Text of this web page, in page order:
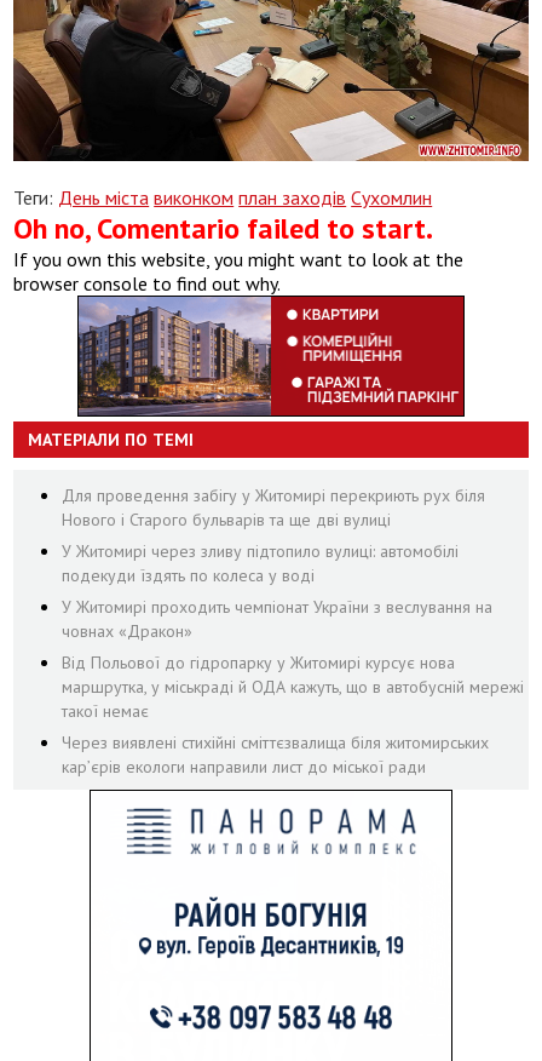
Теги: День міста виконком план заходів Сухомлин
Oh no, Comentario failed to start.
If you own this website, you might want to look at the
browser console to find out why.
МАТЕРІАЛИ ПО ТЕМІ
Для проведення забігу у Житомирі перекриють рух біля
Нового і Старого бульварів та ще дві вулиці
У Житомирі через зливу підтопило вулиці: автомобілі
подекуди їздять по колеса у воді
У Житомирі проходить чемпіонат України з веслування на
човнах «Дракон»
Від Польової до гідропарку у Житомирі курсує нова
маршрутка, у міськраді й ОДА кажуть, що в автобусній мережі
такої немає
Через виявлені стихійні сміттєзвалища біля житомирських
кар’єрів екологи направили лист до міської ради